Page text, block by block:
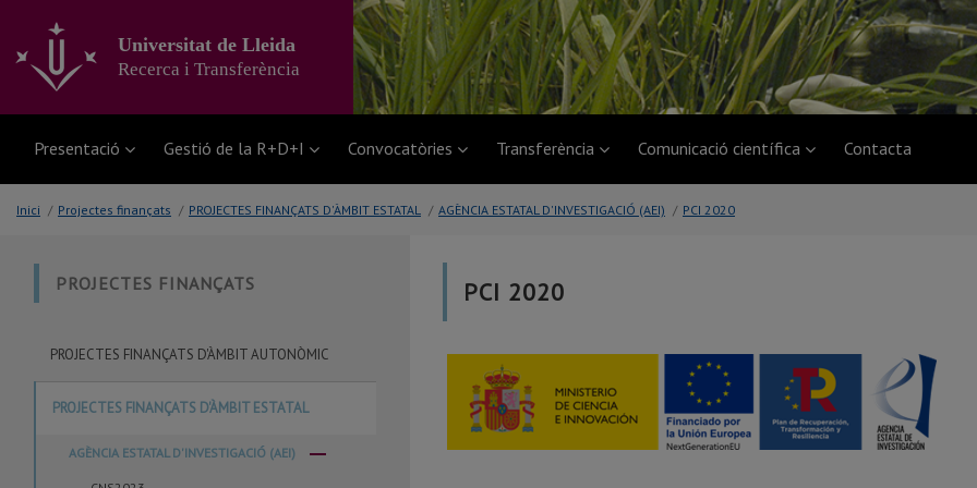
contingut
principal
la
pàgina
Universitat de Lleida
Recerca i Transferència
Presentació Gestió de la R+D+I Convocatòries Transferència Comunicació científica Contacta
Inici / Projectes finançats / PROJECTES FINANÇATS D'ÀMBIT ESTATAL / AGÈNCIA ESTATAL D'INVESTIGACIÓ (AEI) / PCI 2020
PROJECTES FINANÇATS
PROJECTES FINANÇATS D'ÀMBIT AUTONÒMIC
PROJECTES FINANÇATS D'ÀMBIT ESTATAL
AGÈNCIA ESTATAL D'INVESTIGACIÓ (AEI)
PCI 2020